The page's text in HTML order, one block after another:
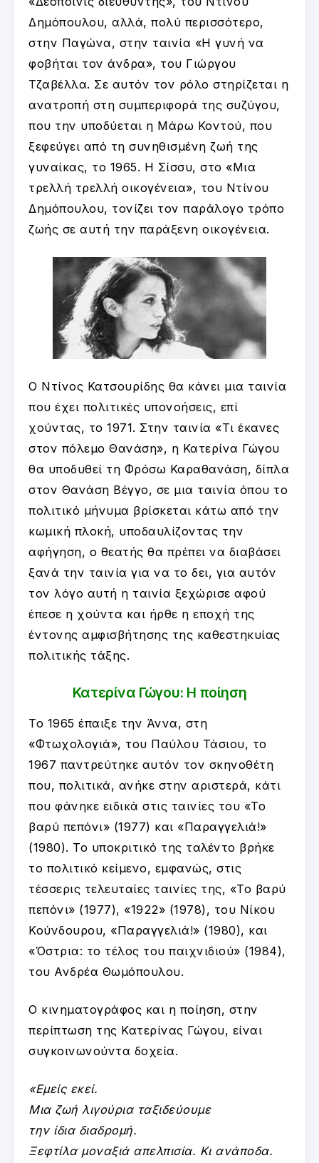
Δημόπουλου, αλλά, πολύ περισσότερο,
στην Παγώνα, στην ταινία «Η γυνή να
φοβήται τον άνδρα», του Γιώργου
Τζαβέλλα. Σε αυτόν τον ρόλο στηρίζεται η
ανατροπή στη συμπεριφορά της συζύγου,
που την υποδύεται η Μάρω Κοντού, που
ξεφεύγει από τη συνηθισμένη ζωή της
γυναίκας, το 1965. Η Σίσσυ, στο «Μια
τρελλή τρελλή οικογένεια», του Ντίνου
Δημόπουλου, τονίζει τον παράλογο τρόπο
ζωής σε αυτή την παράξενη οικογένεια.
Ο Ντίνος Κατσουρίδης θα κάνει μια ταινία
που έχει πολιτικές υπονοήσεις, επί
χούντας, το 1971. Στην ταινία «Τι έκανες
στον πόλεμο Θανάση», η Κατερίνα Γώγου
θα υποδυθεί τη Φρόσω Καραθανάση, δίπλα
στον Θανάση Βέγγο, σε μια ταινία όπου το
πολιτικό μήνυμα βρίσκεται κάτω από την
κωμική πλοκή, υποδαυλίζοντας την
αφήγηση, ο θεατής θα πρέπει να διαβάσει
ξανά την ταινία για να το δει, για αυτόν
τον λόγο αυτή η ταινία ξεχώρισε αφού
έπεσε η χούντα και ήρθε η εποχή της
έντονης αμφισβήτησης της καθεστηκυίας
πολιτικής τάξης.
Κατερίνα Γώγου: Η ποίηση
Το 1965 έπαιξε την Άννα, στη
«Φτωχολογιά», του Παύλου Τάσιου, το
1967 παντρεύτηκε αυτόν τον σκηνοθέτη
που, πολιτικά, ανήκε στην αριστερά, κάτι
που φάνηκε ειδικά στις ταινίες του «Το
βαρύ πεπόνι» (1977) και «Παραγγελιά!»
(1980). Το υποκριτικό της ταλέντο βρήκε
το πολιτικό κείμενο, εμφανώς, στις
τέσσερις τελευταίες ταινίες της, «Το βαρύ
πεπόνι» (1977), «1922» (1978), του Νίκου
Κούνδουρου, «Παραγγελιά!» (1980), και
«Όστρια: το τέλος του παιχνιδιού» (1984),
του Ανδρέα Θωμόπουλου.
Ο κινηματογράφος και η ποίηση, στην
περίπτωση της Κατερίνας Γώγου, είναι
συγκοινωνούντα δοχεία.
«Εμείς εκεί.
Μια ζωή λιγούρια ταξιδεύουμε
την ίδια διαδρομή.
Ξεφτίλα μοναξιά απελπισία. Κι ανάποδα.